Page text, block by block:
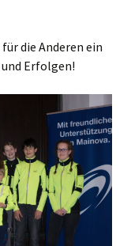
die Anderen ein
Erfolgen!